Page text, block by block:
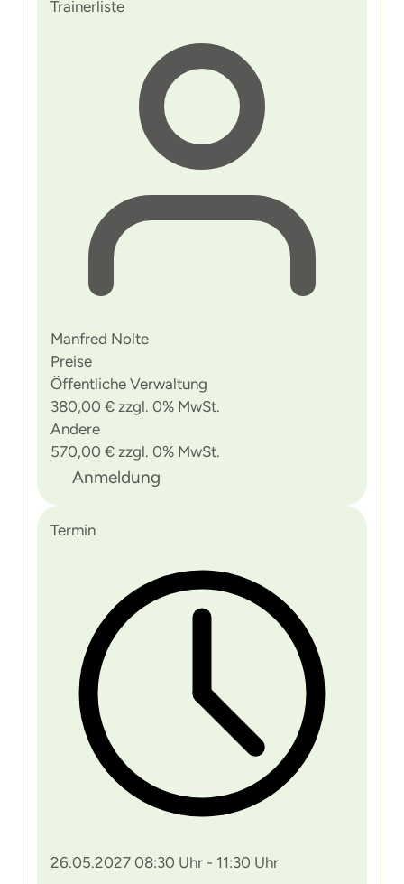
Trainerliste
Manfred Nolte
Preise
Öffentliche Verwaltung
380,00 € zzgl. 0% MwSt.
Andere
570,00 € zzgl. 0% MwSt.
Anmeldung
Termin
26.05.2027 08:30 Uhr - 11:30 Uhr